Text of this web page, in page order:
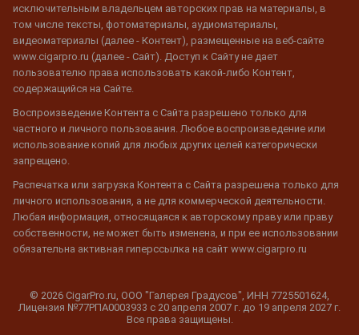
исключительным владельцем авторских прав на материалы, в
том числе тексты, фотоматериалы, аудиоматериалы,
видеоматериалы (далее - Контент), размещенные на веб-сайте
www.cigarpro.ru (далее - Сайт). Доступ к Сайту не дает
пользователю права использовать какой-либо Контент,
содержащийся на Сайте.
Воспроизведение Контента с Сайта разрешено только для
частного и личного пользования. Любое воспроизведение или
использование копий для любых других целей категорически
запрещено.
Распечатка или загрузка Контента с Сайта разрешена только для
личного использования, а не для коммерческой деятельности.
Любая информация, относящаяся к авторскому праву или праву
собственности, не может быть изменена, и при ее использовании
обязательна активная гиперссылка на сайт www.cigarpro.ru
© 2026 CigarPro.ru, ООО "Галерея Градусов", ИНН 7725501624,
Лицензия №77РПА0003933 c 20 апреля 2007 г. до 19 апреля 2027 г.
Все права защищены.